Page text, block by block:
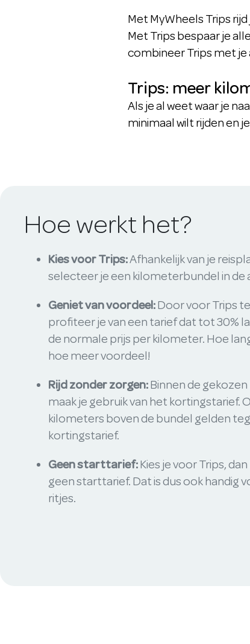
Met MyWheels Trips
Met Trips bespaar je
combineer Trips met
Trips: meer
Als je al weet waar je
minimaal wilt rijden en
Hoe werkt het?
Kies voor Trips:Afhankelijk van je
selecteer je een kilometerbundel in de
Geniet van voordeel:Door voor Trips
profiteer je van een tarief dat tot 30%
de normale prijs per kilometer. Hoe
hoe meer voordeel!
Rijd zonder zorgen:Binnen de
maak je gebruik van het kortingstarief.
kilometers boven de bundel gelden
kortingstarief.
Geen starttarief:Kies je voor Trips,
geen starttarief. Dat is dus ook handig
ritjes.